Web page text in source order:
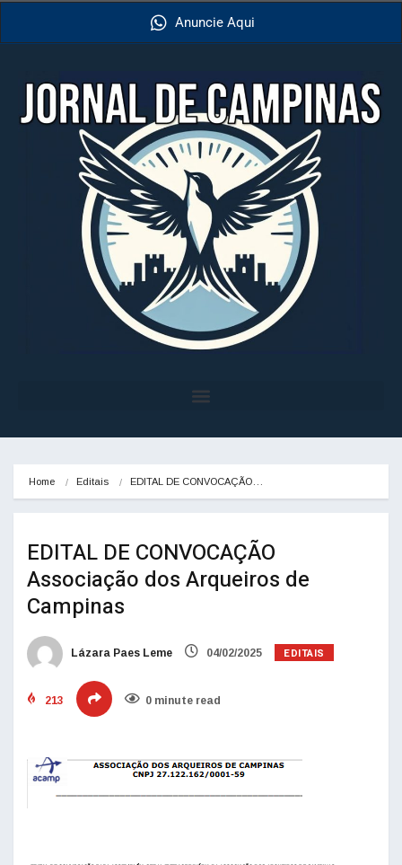
Anuncie Aqui
Home Editais EDITAL DE CONVOCAÇÃO…
EDITAL DE CONVOCAÇÃO
Associação dos Arqueiros de
Campinas
Lázara Paes Leme 04/02/2025 EDITAIS
213 0 minute read